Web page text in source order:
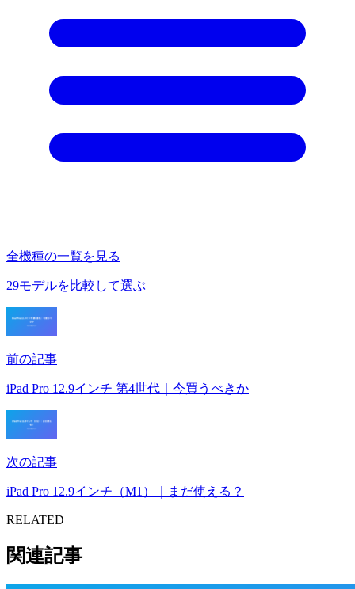
全機種の一覧を見る
29モデルを比較して選ぶ
前の記事
iPad Pro 12.9インチ 第4世代｜今買うべきか
次の記事
iPad Pro 12.9インチ（M1）｜まだ使える？
RELATED
関連記事